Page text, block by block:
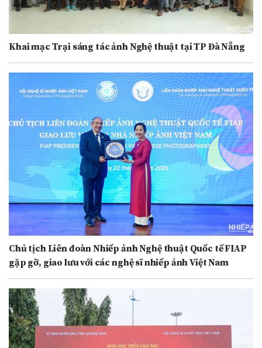
Khai mạc Trại sáng tác ảnh Nghệ thuật tại TP Đà Nẵng
Chủ tịch Liên đoàn Nhiếp ảnh Nghệ thuật Quốc tế FIAP
gặp gỡ, giao lưu với các nghệ sĩ nhiếp ảnh Việt Nam